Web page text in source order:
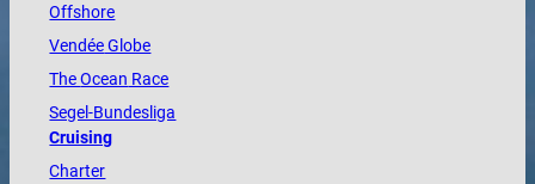
Offshore
VendéeGlobe
TheOcean Race
Segel-Bundesliga
Cruising
Charter